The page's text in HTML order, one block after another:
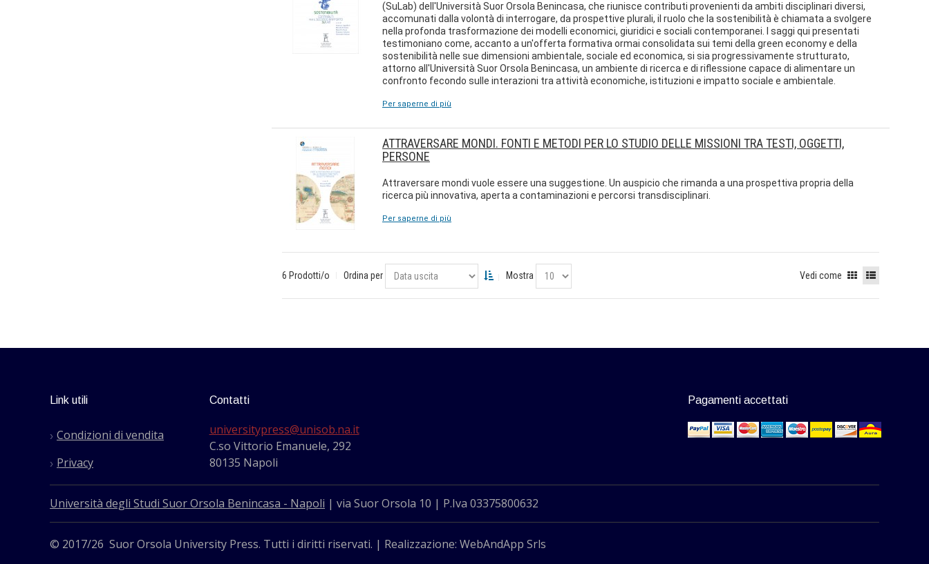
(SuLab) dell'Università Suor Orsola Benincasa, che riunisce contributi provenienti da ambiti disciplinari diversi,
accomunati dalla volontà di interrogare, da prospettive plurali, il ruolo che la sostenibilità è chiamata a svolgere
nella profonda trasformazione dei modelli economici, giuridici e sociali contemporanei. I saggi qui presentati
testimoniano come, accanto a un'offerta formativa ormai consolidata sui temi della green economy e della
sostenibilità nelle sue dimensioni ambientale, sociale ed economica, si sia progressivamente strutturato,
attorno all'Università Suor Orsola Benincasa, un ambiente di ricerca e di riflessione capace di alimentare un
confronto fecondo sulle interazioni tra attività economiche, istituzioni e impatto sociale e ambientale.
Per saperne di più
ATTRAVERSARE MONDI. FONTI E METODI PER LO STUDIO DELLE MISSIONI TRA TESTI, OGGETTI,
PERSONE
Attraversare mondi vuole essere una suggestione. Un auspicio che rimanda a una prospettiva propria della
ricerca più innovativa, aperta a contaminazioni e percorsi transdisciplinari.
Per saperne di più
6 Prodotti/o Ordina per Mostra Vedi come
Link utili
Condizioni di vendita
Privacy
Contatti
universitypress@unisob.na.it
C.so Vittorio Emanuele, 292
80135 Napoli
Pagamenti accettati
Università degli Studi Suor Orsola Benincasa - Napoli | via Suor Orsola 10 | P.Iva 03375800632
© 2017/26 Suor Orsola University Press. Tutti i diritti riservati. | Realizzazione: WebAndApp Srls